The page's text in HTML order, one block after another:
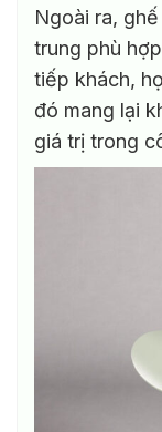
Ngoài ra,
trung phù
tiếp khách,
đó mang lại
giá trị trong